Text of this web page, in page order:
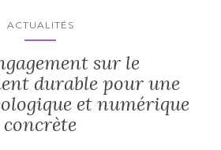
ACTUALITÉS
sur le
durable pour une
et numérique
concrète